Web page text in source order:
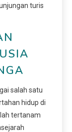
turis
salah satu
hidup di
tertanam